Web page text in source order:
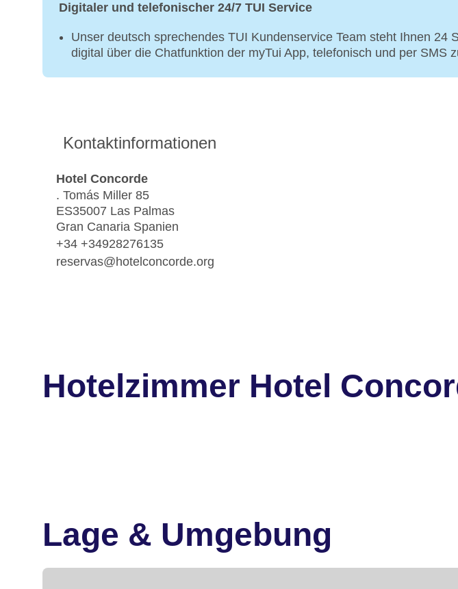
Digitaler und telefonischer 24/7 TUI Service
Unser deutsch sprechendes TUI Kundenservice Team steht Ihnen 24
digital über die Chatfunktion der myTui App, telefonisch und per SMS
Kontaktinformationen
Hotel Concorde
. Tomás Miller 85
ES35007 Las Palmas
Gran Canaria Spanien
+34 +34928276135
reservas@hotelconcorde.org
Hotelzimmer Hotel
Lage & Umgebung